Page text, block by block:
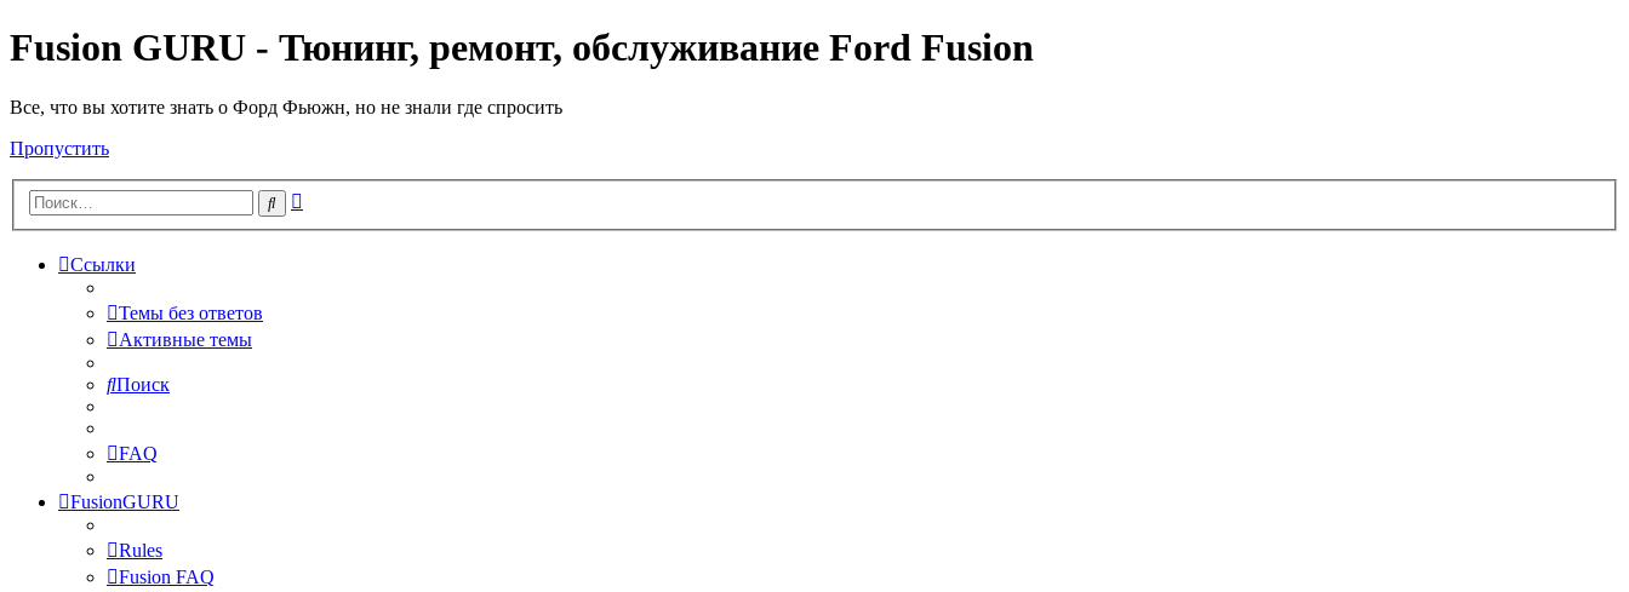
Fusion GURU - Тюнинг, ремонт, обслуживание Ford Fusion
Все, что вы хотите знать о Форд Фьюжн, но не знали где спросить
Пропустить
Поиск
Ссылки
Темы без ответов
Активные темы
Поиск
FAQ
FusionGURU
Rules
Fusion FAQ